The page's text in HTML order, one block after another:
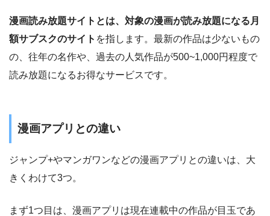
漫画読み放題サイトとは、対象の漫画が読み放題になる月
額サブスクのサイト を指します。最新の作品は少ないもの
の、往年の名作や、過去の人気作品が500~1,000円程度で
読み放題になるお得なサービスです。
漫画アプリとの違い
ジャンプ+やマンガワンなどの漫画アプリとの違いは、大
きくわけて3つ。
まず1つ目は、漫画アプリは現在連載中の作品が目玉であ